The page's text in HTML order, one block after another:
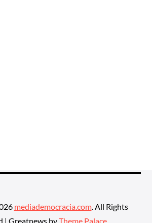
mediademocracia.com. All Rights
| Greatnews byTheme Palace